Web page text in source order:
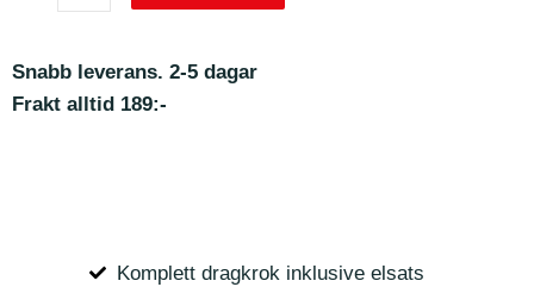
Snabb leverans. 2-5 dagar
Frakt alltid 189:-
Komplett dragkrok inklusive elsats